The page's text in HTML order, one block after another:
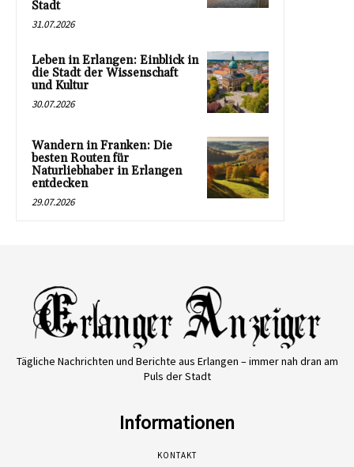
Stadt
31.07.2026
Leben in Erlangen: Einblick in
die Stadt der Wissenschaft
und Kultur
30.07.2026
Wandern in Franken: Die
besten Routen für
Naturliebhaber in Erlangen
entdecken
29.07.2026
Tägliche Nachrichten und Berichte aus Erlangen – immer nah dran am
Puls der Stadt
Informationen
KONTAKT